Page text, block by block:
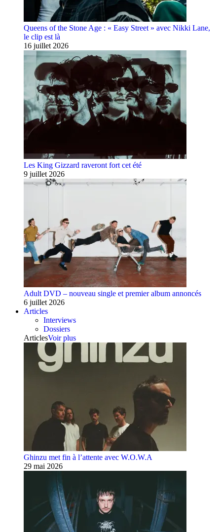
Queens of the Stone Age : « Easy Street » avec Nikki Lane,
le clip est là
16 juillet 2026
Les King Gizzard raveront fort cet été
9 juillet 2026
Adult DVD – nouveau single et premier album annoncés
6 juillet 2026
Articles
Interviews
Dossiers
ArticlesVoir plus
Ghinzu met fin à l’attente avec W.O.W.A
29 mai 2026